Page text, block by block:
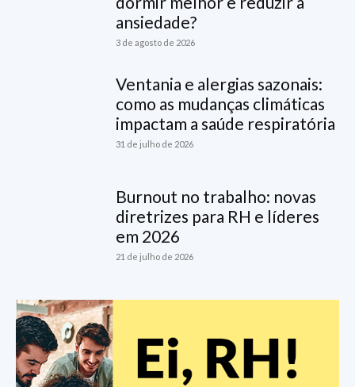
ansiedade?
3 de agosto de 2026
Ventania e alergias sazonais:
como as mudanças climáticas
impactam a saúde respiratória
31 de julho de 2026
Burnout no trabalho: novas
diretrizes para RH e líderes
em 2026
21 de julho de 2026